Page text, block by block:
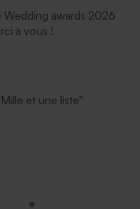
Wedding awards 2026
à vous !
et une liste"